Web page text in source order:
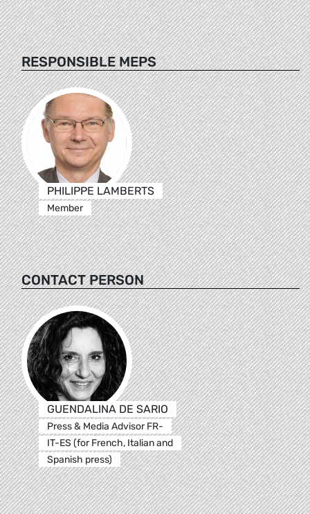
RESPONSIBLE MEPS
PHILIPPE LAMBERTS
Member
CONTACT PERSON
GUENDALINA DE SARIO
Press & Media Advisor FR-
IT-ES (for French, Italian and
Spanish press)